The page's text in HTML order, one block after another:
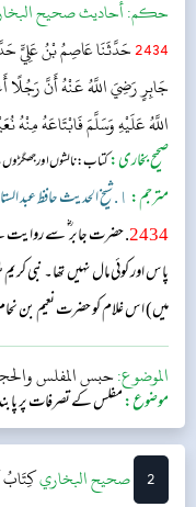
حکم:أحاديث صحيح
2434حَدَّثَنَا عَاصِمُ بْنُ عَلِيٍّ
جَابِرٍ رَضِيَ اللَّهُ عَنْهُ أَنَّ رَجُلًا
اللَّهُ عَلَيْهِ وَسَلَّمَ فَابْتَاعَهُ مِنْهُ
صحیح بخاری:کتاب: نالشوں اور
مترجم: ١. شیخ الحدیث حافظ عبد الستار حماد (دار السلام)
2434. حضرت جابر ؓ سے روایت
پاس اور کوئی مال نہیں تھا۔ نبی
میں) اس غلام کو حضرت نعیم بن
الموضوع:حبس المفلس
موضوع:مفلس کے تصرفات پر
2 ‌‌صحيح البخاريكِتَابُ